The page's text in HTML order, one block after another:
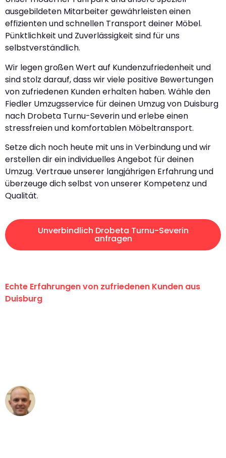
ausgebildeten Mitarbeiter gewährleisten einen
effizienten und schnellen Transport deiner Möbel.
Pünktlichkeit und Zuverlässigkeit sind für uns
selbstverständlich.
Wir legen großen Wert auf Kundenzufriedenheit und
sind stolz darauf, dass wir viele positive Bewertungen
von zufriedenen Kunden erhalten haben. Wähle den
Fiedler Umzugsservice für deinen Umzug von Duisburg
nach Drobeta Turnu-Severin und erlebe einen
stressfreien und komfortablen Möbeltransport.
Setze dich noch heute mit uns in Verbindung und wir
erstellen dir ein individuelles Angebot für deinen
Umzug. Vertraue unserer langjährigen Erfahrung und
überzeuge dich selbst von unserer Kompetenz und
Qualität.
Unverbindlich Drobeta Turnu-Severin
anfragen
Echte Erfahrungen von zufriedenen Kunden aus
Duisburg